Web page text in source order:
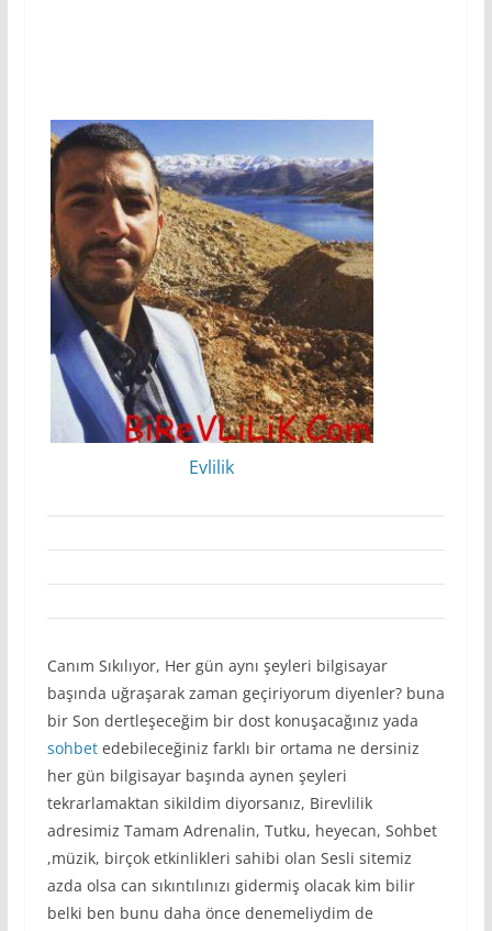
Evlilik
Canım Sıkılıyor, Her gün aynı şeyleri bilgisayar
başında uğraşarak zaman geçiriyorum diyenler? buna
bir Son dertleşeceğim bir dost konuşacağınız yada
sohbetedebileceğiniz farklı bir ortama ne dersiniz
her gün bilgisayar başında aynen şeyleri
tekrarlamaktan sikildim diyorsanız, Birevlilik
adresimiz Tamam Adrenalin, Tutku, heyecan, Sohbet
,müzik, birçok etkinlikleri sahibi olan Sesli sitemiz
azda olsa can sıkıntılınızı gidermiş olacak kim bilir
belki ben bunu daha önce denemeliydim de